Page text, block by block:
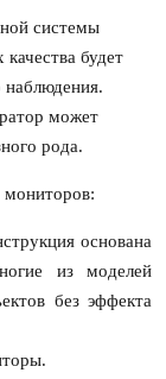
системы
будет
наблюдения.
может
рода.
мониторов:
основана
из моделей
без эффекта